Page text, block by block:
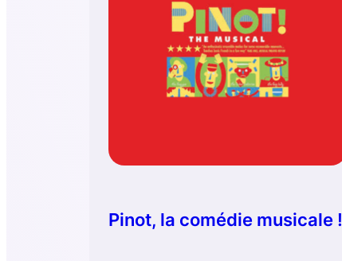
Pinot, la comédie musicale !